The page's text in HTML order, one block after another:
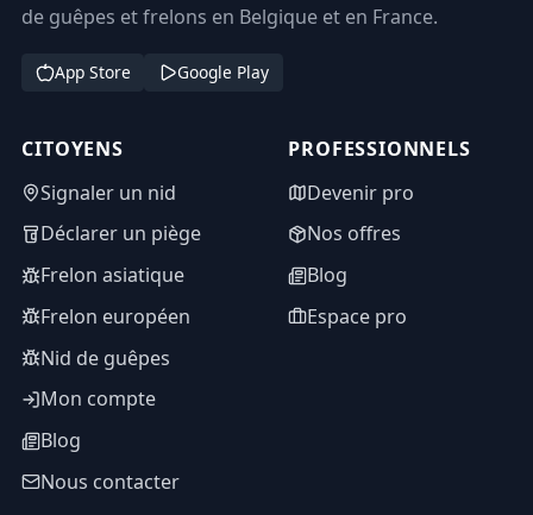
de guêpes et frelons en Belgique et en France.
App Store Google Play
CITOYENS
Signaler un nid
Déclarer un piège
Frelon asiatique
Frelon européen
Nid de guêpes
Mon compte
Blog
Nous contacter
PROFESSIONNELS
Devenir pro
Nos offres
Blog
Espace pro